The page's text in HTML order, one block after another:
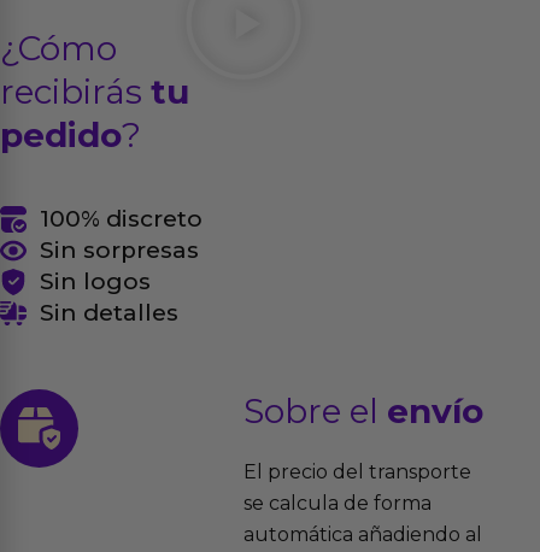
¿Cómo
recibirás tu
pedido?
100% discreto
Sin sorpresas
Sin logos
Sin detalles
Sobre el envío
El precio del transporte
se calcula de forma
automática añadiendo al